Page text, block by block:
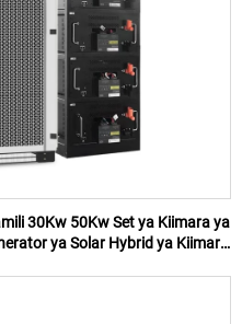
30Kw 50Kw Set ya Kiimara ya
ya Solar Hybrid ya Kiimara